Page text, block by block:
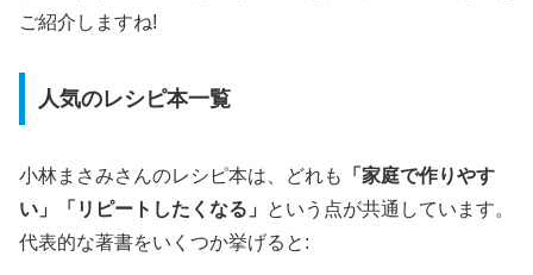
ご紹介しますね!
人気のレシピ本一覧
小林まさみさんのレシピ本は、どれも
「家庭で作りやす
い」「リピートしたくなる」
という点が共通しています。
代表的な著書をいくつか挙げると: